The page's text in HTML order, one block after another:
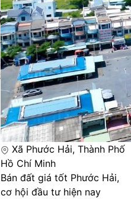
Xã Phước Hải, Thành Phố
Hồ Chí Minh
Bán đất giá tốt Phước Hải,
cơ hội đầu tư hiện nay